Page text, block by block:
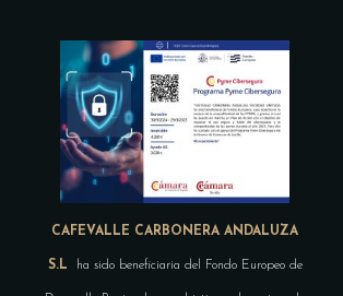
CAFEVALLE CARBONERA ANDALUZA
S.L ha sido beneficiaria del Fondo Europeo de